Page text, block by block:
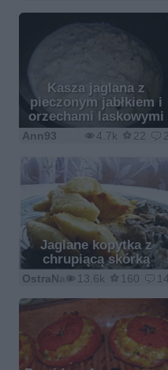
Kasza jaglana z
pieczonym jabłkiem i
orzechami laskowymi
4.7k 22 2
Ann93
Jaglane kopytka z
chrupiącą skórką
13.6k 160 14
OstraNaSłodko